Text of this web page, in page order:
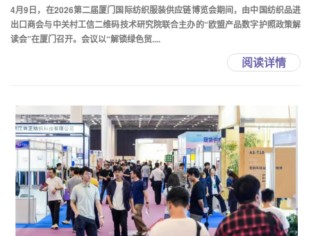
4月9日，在2026第二届厦门国际纺织服装供应链博览会期间，由中国纺织品进
出口商会与中关村工信二维码技术研究院联合主办的“欧盟产品数字护照政策解
读会”在厦门召开。会议以“解锁绿色贸....
阅读详情